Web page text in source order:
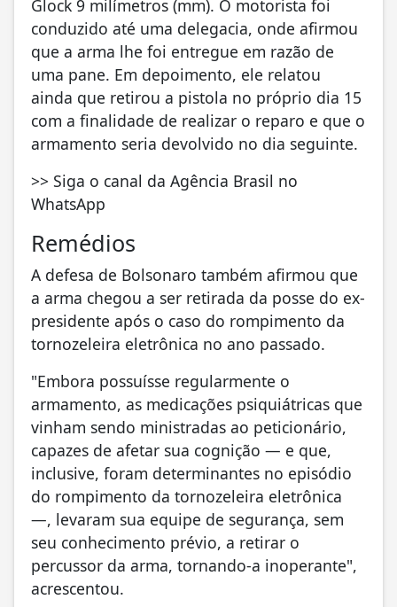
Glock 9 milímetros (mm). O motorista foi
conduzido até uma delegacia, onde afirmou
que a arma lhe foi entregue em razão de
uma pane. Em depoimento, ele relatou
ainda que retirou a pistola no próprio dia 15
com a finalidade de realizar o reparo e que o
armamento seria devolvido no dia seguinte.
>> Siga o canal da Agência Brasil no
WhatsApp
Remédios
A defesa de Bolsonaro também afirmou que
a arma chegou a ser retirada da posse do ex-
presidente após o caso do rompimento da
tornozeleira eletrônica no ano passado.
"Embora possuísse regularmente o
armamento, as medicações psiquiátricas que
vinham sendo ministradas ao peticionário,
capazes de afetar sua cognição — e que,
inclusive, foram determinantes no episódio
do rompimento da tornozeleira eletrônica
—, levaram sua equipe de segurança, sem
seu conhecimento prévio, a retirar o
percussor da arma, tornando-a inoperante",
acrescentou.